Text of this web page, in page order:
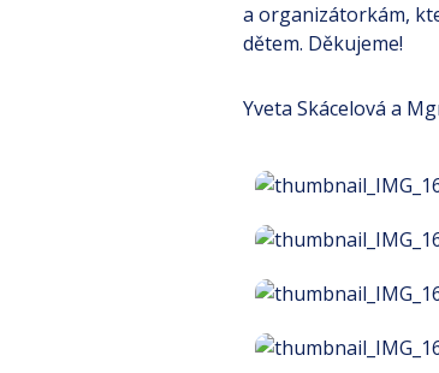
a organizátorkám,
dětem. Děkujeme!
Yveta Skácelová a